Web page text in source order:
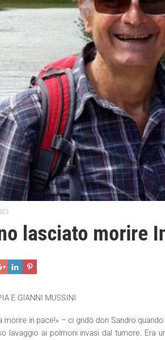
lasciato morire
E GIANNI MUSSINI
morire in pace!» – ci gridò don Sandro
lavaggio ai polmoni invasi dal tumore. Era